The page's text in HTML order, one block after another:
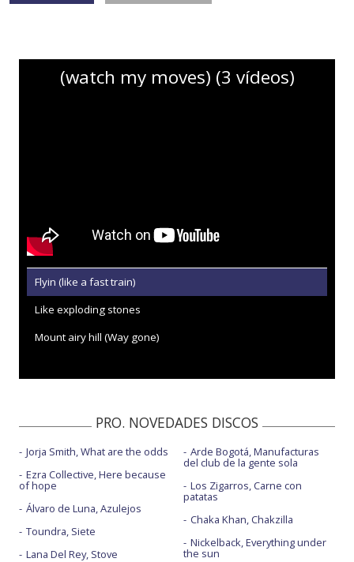
(watch my moves) (3 vídeos)
Flyin (like a fast train)
Like exploding stones
Mount airy hill (Way gone)
PRO. NOVEDADES DISCOS
Jorja Smith, What are the odds
Ezra Collective, Here because
of hope
Álvaro de Luna, Azulejos
Toundra, Siete
Lana Del Rey, Stove
Arde Bogotá, Manufacturas
del club de la gente sola
Los Zigarros, Carne con
patatas
Chaka Khan, Chakzilla
Nickelback, Everything under
the sun